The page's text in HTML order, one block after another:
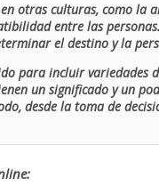
otras culturas, como la
entre las
el destino y la
para incluir variedades
un significado y un
desde la toma de